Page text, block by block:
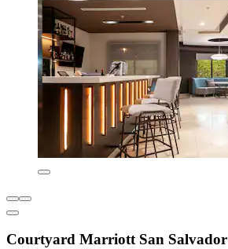
Courtyard Marriott San Salvador